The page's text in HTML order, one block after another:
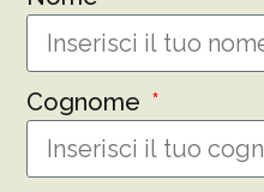
Cognome